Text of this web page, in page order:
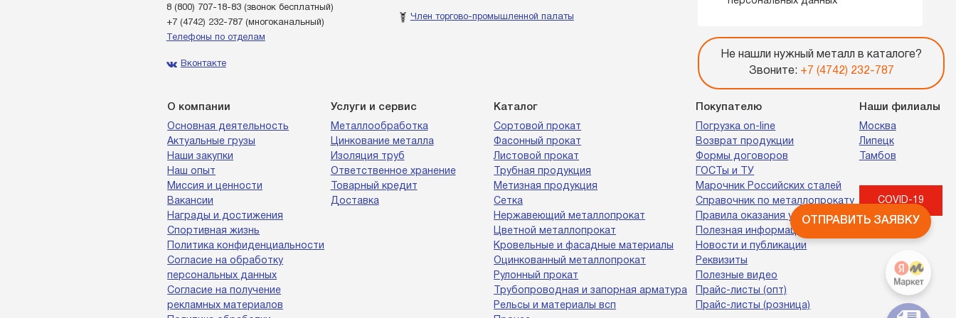
8 (800) 707-18-83(звонок бесплатный)
+7 (4742) 232-787(многоканальный)
Телефоны по отделам
Вконтакте
О компании
Основная деятельность
Актуальные грузы
Наши закупки
Наш опыт
Миссия и ценности
Вакансии
Награды и достижения
Спортивная жизнь
Политика конфиденциальности
Согласие на обработку
персональных данных
Согласие на получение
рекламных материалов
Услуги и сервис
Металлообработка
Цинкование металла
Изоляция труб
Ответственное хранение
Товарный кредит
Доставка
Каталог
Сортовой прокат
Фасонный прокат
Листовой прокат
Трубная продукция
Метизная продукция
Сетка
Нержавеющий металлопрокат
Цветной металлопрокат
Кровельные и фасадные материалы
Оцинкованный металлопрокат
Рулонный прокат
Трубопроводная и запорная арматура
Рельсы и материалы всп
Покупателю
Погрузка on-line
Возврат продукции
Формы договоров
ГОСТы и ТУ
Марочник Российских сталей
Справочник по металлопрокату
Правила оказания услуг
Полезная информация
Новости и публикации
Реквизиты
Полезные видео
Прайс-листы (опт)
Прайс-листы (розница)
Наши филиалы
Москва
Липецк
Тамбов
COVID-19
Не нашли нужный металл в каталоге?
Звоните: +7 (4742) 232-787
Член торгово-промышленной палаты
ОТПРАВИТЬ ЗАЯВКУ